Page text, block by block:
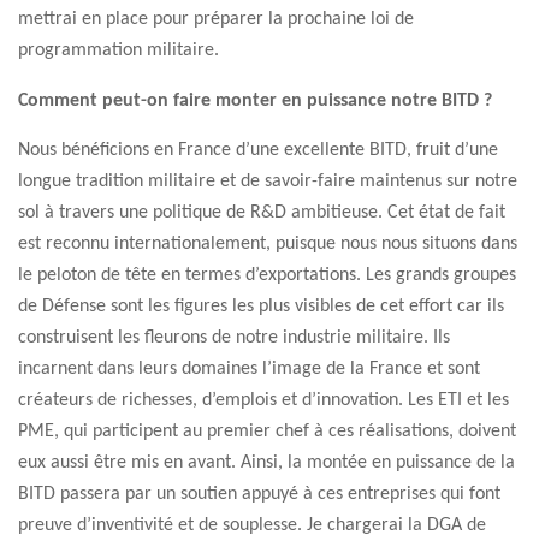
mettrai en place pour préparer la prochaine loi de
programmation militaire.
Comment peut-on faire monter en puissance notre BITD ?
Nous bénéficions en France d’une excellente BITD, fruit d’une
longue tradition militaire et de savoir-faire maintenus sur notre
sol à travers une politique de R&D ambitieuse. Cet état de fait
est reconnu internationalement, puisque nous nous situons dans
le peloton de tête en termes d’exportations. Les grands groupes
de Défense sont les figures les plus visibles de cet effort car ils
construisent les fleurons de notre industrie militaire. Ils
incarnent dans leurs domaines l’image de la France et sont
créateurs de richesses, d’emplois et d’innovation. Les ETI et les
PME, qui participent au premier chef à ces réalisations, doivent
eux aussi être mis en avant. Ainsi, la montée en puissance de la
BITD passera par un soutien appuyé à ces entreprises qui font
preuve d’inventivité et de souplesse. Je chargerai la DGA de